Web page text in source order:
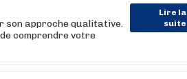
Lire la
suite
son approche qualitative.
comprendre votre